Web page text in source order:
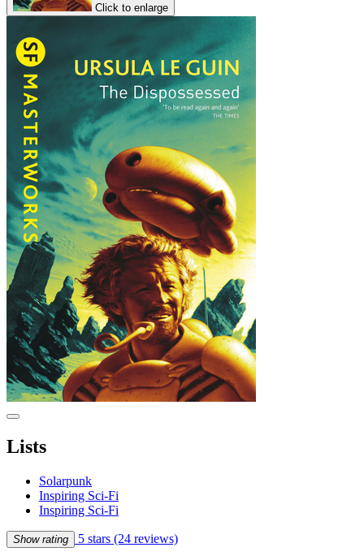
Click to enlarge
Lists
Solarpunk
Inspiring Sci-Fi
Inspiring Sci-Fi
Show rating 5 stars (24 reviews)